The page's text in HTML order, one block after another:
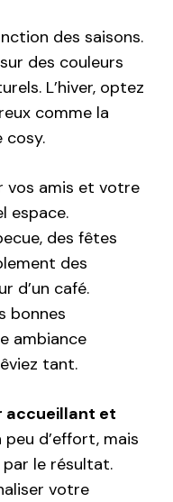
des saisons.
des couleurs
L’hiver, optez
comme la
cosy.
vos amis et votre
espace.
des fêtes
des
d’un café.
bonnes
ambiance
tant.
accueillant et
d’effort, mais
par le résultat.
votre